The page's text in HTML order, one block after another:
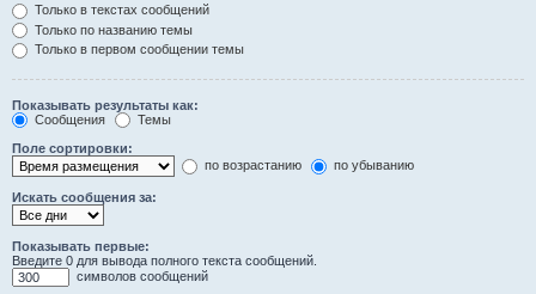
Только в текстах сообщений
Только по названию темы
Только в первом сообщении темы
Показывать результаты как:
Сообщения
Темы
Поле сортировки:
по возрастанию
по убыванию
Искать сообщения за:
Показывать первые:
Введите 0 для вывода полного текста сообщений.
символов сообщений